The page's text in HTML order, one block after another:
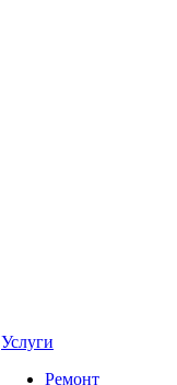
Услуги
Ремонт